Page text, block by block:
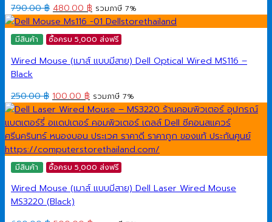
790.00฿ Original
price
was:
790.00 ฿.
480.00 ฿ Current
price
is:
480.00 ฿.
รวมภาษี 7%
มีสินค้า ซื้อครบ 5,000 ส่งฟรี
Wired Mouse (เมาส์ แบบมีสาย) Dell Optical Wired MS116 –
Black
250.00฿ Original
price
was:
250.00 ฿.
100.00 ฿ Current
price
is:
100.00 ฿.
รวมภาษี 7%
มีสินค้า ซื้อครบ 5,000 ส่งฟรี
Wired Mouse (เมาส์ แบบมีสาย) Dell Laser Wired Mouse
MS3220 (Black)